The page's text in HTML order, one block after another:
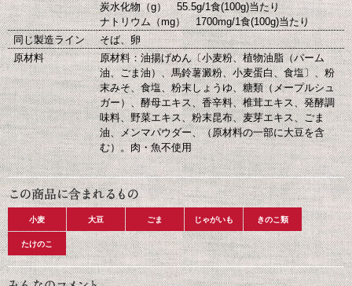
炭水化物（g） 55.5g/1食(100g)当たり
ナトリウム（mg） 1700mg/1食(100g)当たり
同じ製造ライン
そば、卵
原材料
原材料：油揚げめん〔小麦粉、植物油脂（パーム
油、ごま油）、馬鈴薯澱粉、小麦蛋白、食塩〕、粉
末みそ、食塩、粉末しょうゆ、糖類（メープルシュ
ガー）、酵母エキス、香辛料、椎茸エキス、発酵調
味料、野菜エキス、粉末昆布、麦芽エキス、ごま
油、メンマパウダー、（原材料の一部に大豆を含
む）。肉・魚不使用
小麦 大豆 ごま じゃがいも きのこ類
たけのこ